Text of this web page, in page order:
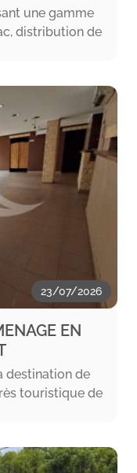
une gamme
distribution de
23/07/2026
EN
destination de
touristique de